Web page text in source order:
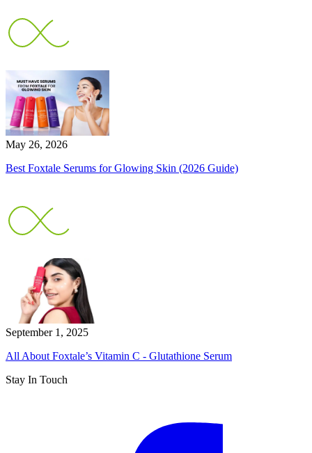
May 26, 2026
Best Foxtale Serums for Glowing Skin (2026 Guide)
September 1, 2025
All About Foxtale’s Vitamin C - Glutathione Serum
Stay In Touch